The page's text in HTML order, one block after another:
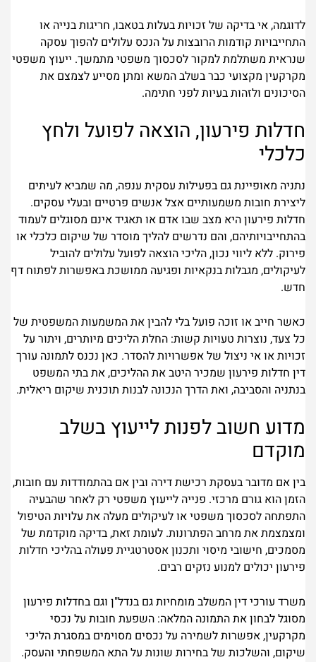
לדוגמה, אי בדיקה של זכויות בעלות בטאבו, חריגות בנייה או
התחייבויות קודמות הרובצות על הנכס עלולים להפוך עסקה
שנראית משתלמת למקור לסכסוך משפטי מתמשך. ייעוץ משפטי
מקרקעין מקצועי כבר בשלב המשא ומתן מסייע לצמצם את
הסיכונים ולזהות בעיות לפני חתימה.
חדלות פירעון, הוצאה לפועל ולחץ
כלכלי
נתניה מאופיינת גם בפעילות עסקית ענפה, מה שמביא לעיתים
ליצירת חובות משמעותיים אצל אנשים פרטיים ובעלי עסקים.
חדלות פירעון היא מצב שבו אדם או תאגיד אינם מסוגלים לעמוד
בהתחייבויותיהם, והם נדרשים להליך מוסדר של שיקום כלכלי או
פירוק. ללא ליווי נכון, הליכי הוצאה לפועל עלולים להוביל
לעיקולים, מגבלות בנקאיות ופגיעה ממושכת באפשרות לפתוח דף
חדש.
כאשר חייב או זוכה פועל בלי להבין את המשמעות המשפטית של
כל צעד, נוצרות טעויות קשות: החלת הליכים מיותרים, ויתור על
זכויות או אי ניצול של אפשרויות להסדר. כאן נכנס לתמונה עורך
דין חדלות פירעון שמכיר היטב את ההליכים, את בתי המשפט
בנתניה והסביבה, ואת הדרך הנכונה לבנות תוכנית שיקום ריאלית.
מדוע חשוב לפנות לייעוץ בשלב
מוקדם
בין אם מדובר בעסקת רכישת דירה ובין אם בהתמודדות עם חובות,
הזמן הוא גורם מרכזי. פנייה לייעוץ משפטי רק לאחר שהבעיה
התפתחה לסכסוך משפטי או לעיקולים מעלה את עלויות הטיפול
ומצמצמת את מרחב הפתרונות. לעומת זאת, בדיקה מוקדמת של
מסמכים, חישובי מיסוי ותכנון אסטרטגיית פעולה בהליכי חדלות
פירעון יכולים למנוע נזקים רבים.
משרד עורכי דין המשלב מומחיות גם בנדל"ן וגם בחדלות פירעון
מסוגל לבחון את התמונה המלאה: השפעת חובות על נכסי
מקרקעין, אפשרות לשמירה על נכסים מסוימים במסגרת הליכי
שיקום, והשלכות של בחירות שונות על התא המשפחתי והעסק.